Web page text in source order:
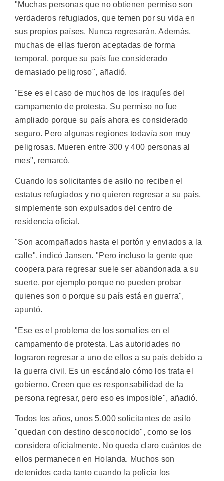
"Muchas personas que no obtienen permiso son
verdaderos refugiados, que temen por su vida en
sus propios países. Nunca regresarán. Además,
muchas de ellas fueron aceptadas de forma
temporal, porque su país fue considerado
demasiado peligroso", añadió.
"Ese es el caso de muchos de los iraquíes del
campamento de protesta. Su permiso no fue
ampliado porque su país ahora es considerado
seguro. Pero algunas regiones todavía son muy
peligrosas. Mueren entre 300 y 400 personas al
mes", remarcó.
Cuando los solicitantes de asilo no reciben el
estatus refugiados y no quieren regresar a su país,
simplemente son expulsados del centro de
residencia oficial.
"Son acompañados hasta el portón y enviados a la
calle", indicó Jansen. "Pero incluso la gente que
coopera para regresar suele ser abandonada a su
suerte, por ejemplo porque no pueden probar
quienes son o porque su país está en guerra",
apuntó.
"Ese es el problema de los somalíes en el
campamento de protesta. Las autoridades no
lograron regresar a uno de ellos a su país debido a
la guerra civil. Es un escándalo cómo los trata el
gobierno. Creen que es responsabilidad de la
persona regresar, pero eso es imposible", añadió.
Todos los años, unos 5.000 solicitantes de asilo
"quedan con destino desconocido", como se los
considera oficialmente. No queda claro cuántos de
ellos permanecen en Holanda. Muchos son
detenidos cada tanto cuando la policía los